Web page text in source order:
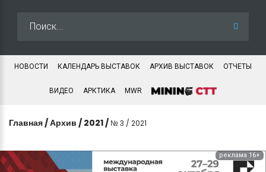
НОВОСТИ КАЛЕНДАРЬ ВЫСТАВОК АРХИВ ВЫСТАВОК ОТЧЕТЫ
ВИДЕО АРКТИКА MWR
Главная /Архив / 2021 / № 3 / 2021
реклама 16+